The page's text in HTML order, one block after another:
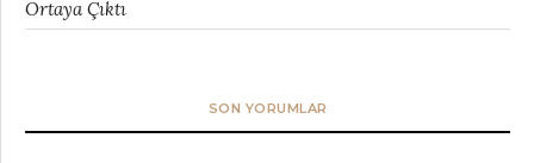
Ortaya Çıktı
SON YORUMLAR